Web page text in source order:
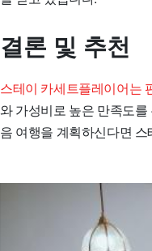
결론 및 추천
스테이 카세트플레이어는
와 가성비로 높은 만족도
음 여행을 계획하신다면